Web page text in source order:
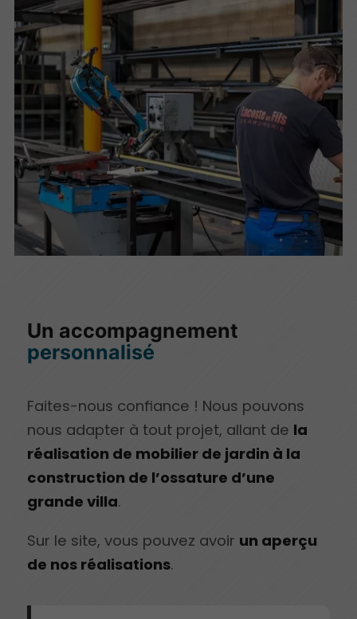
Un accompagnement
personnalisé
Faites-nous confiance ! Nous pouvons
nous adapter à tout projet, allant de la
réalisation de mobilier de jardin à la
construction de l’ossature d’une
grande villa.
Sur le site, vous pouvez avoir un aperçu
de nos réalisations.